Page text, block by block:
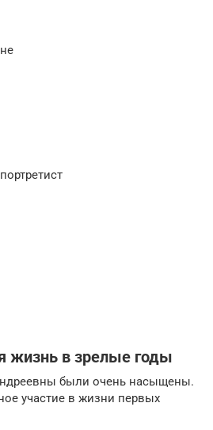
жизнь в зрелые годы
были очень насыщены.
участие в жизни первых